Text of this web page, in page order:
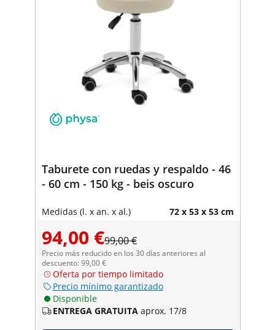
Taburete con ruedas y respaldo - 46
- 60 cm - 150 kg - beis oscuro
Medidas (l. x an. x al.) 72 x 53 x 53 cm
94,00 €99,00 €
Precio más reducido en los 30 días anteriores al
descuento: 99,00 €
Oferta por tiempo limitado
Precio mínimo garantizado
Disponible
ENTREGA GRATUITA aprox. 17/8